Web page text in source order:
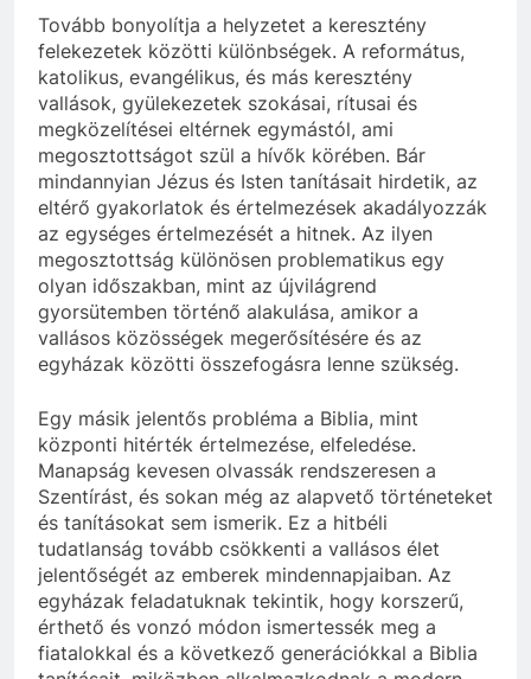
Tovább bonyolítja a helyzetet a keresztény
felekezetek közötti különbségek. A református,
katolikus, evangélikus, és más keresztény
vallások, gyülekezetek szokásai, rítusai és
megközelítései eltérnek egymástól, ami
megosztottságot szül a hívők körében. Bár
mindannyian Jézus és Isten tanításait hirdetik, az
eltérő gyakorlatok és értelmezések akadályozzák
az egységes értelmezését a hitnek. Az ilyen
megosztottság különösen problematikus egy
olyan időszakban, mint az újvilágrend
gyorsütemben történő alakulása, amikor a
vallásos közösségek megerősítésére és az
egyházak közötti összefogásra lenne szükség.
Egy másik jelentős probléma a Biblia, mint
központi hitérték értelmezése, elfeledése.
Manapság kevesen olvassák rendszeresen a
Szentírást, és sokan még az alapvető történeteket
és tanításokat sem ismerik. Ez a hitbéli
tudatlanság tovább csökkenti a vallásos élet
jelentőségét az emberek mindennapjaiban. Az
egyházak feladatuknak tekintik, hogy korszerű,
érthető és vonzó módon ismertessék meg a
fiatalokkal és a következő generációkkal a Biblia